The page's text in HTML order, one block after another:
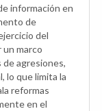
información en
de
del
un marco
de agresiones,
lo que limita la
reformas
en el